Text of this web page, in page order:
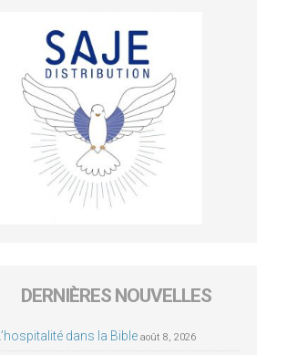
DERNIÈRES NOUVELLES
L’hospitalité dans la Bible août 8, 2026